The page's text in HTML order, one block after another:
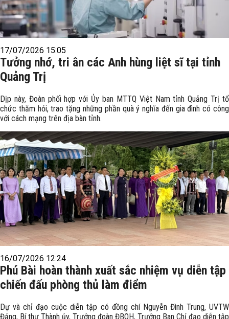
17/07/2026 15:05
Tưởng nhớ, tri ân các Anh hùng liệt sĩ tại tỉnh
Quảng Trị
Dịp này, Đoàn phối hợp với Ủy ban MTTQ Việt Nam tỉnh Quảng Trị tổ
chức thăm hỏi, trao tặng những phần quà ý nghĩa đến gia đình có công
với cách mạng trên địa bàn tỉnh.
16/07/2026 12:24
Phú Bài hoàn thành xuất sắc nhiệm vụ diễn tập
chiến đấu phòng thủ làm điểm
Dự và chỉ đạo cuộc diễn tập có đồng chí Nguyễn Đình Trung, UVTW
Đảng, Bí thư Thành ủy, Trưởng đoàn ĐBQH, Trưởng Ban Chỉ đạo diễn tập